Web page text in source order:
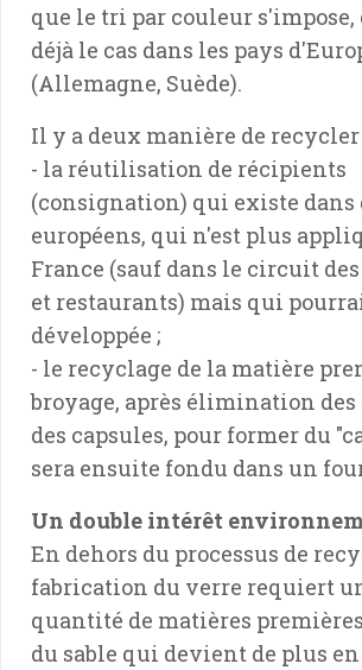
que le tri par couleur s'impose,
déjà le cas dans les pays
(Allemagne, Suède).
Il y a deux manière de recycler
- la réutilisation de récipients
(consignation) qui existe dans
européens, qui n'est plus
France (sauf dans le circuit
et restaurants) mais qui
développée ;
- le recyclage de la matière
broyage, après élimination
des capsules, pour former du
sera ensuite fondu dans un four
Un double intérêt
En dehors du processus de
fabrication du verre requiert
quantité de matières
du sable qui devient de plus